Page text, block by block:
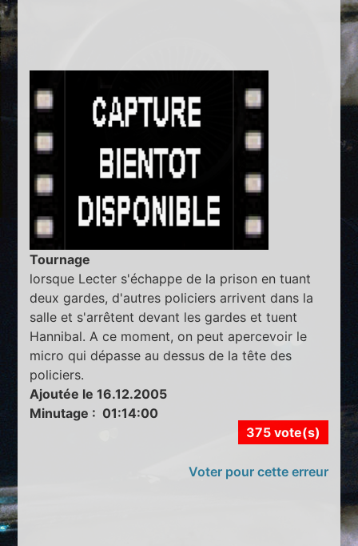
Tournage
lorsque Lecter s'échappe de la prison en tuant
deux gardes, d'autres policiers arrivent dans la
salle et s'arrêtent devant les gardes et tuent
Hannibal. A ce moment, on peut apercevoir le
micro qui dépasse au dessus de la tête des
policiers.
Ajoutée le 16.12.2005
Minutage : 01:14:00
375 vote(s)
Voter pour cette erreur